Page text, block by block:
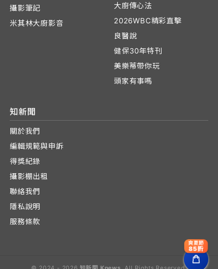
攝影筆記
米其林大廚影音
大廚傳心法
2026WBC精彩直擊
良醫說
健保30年特刊
美樂蒂帶你玩
頭家有事嗎
知新聞
關於我們
編輯規範與申訴
得獎紀錄
攝影棚出租
聯絡我們
隱私說明
服務條款
爽夏節
85折